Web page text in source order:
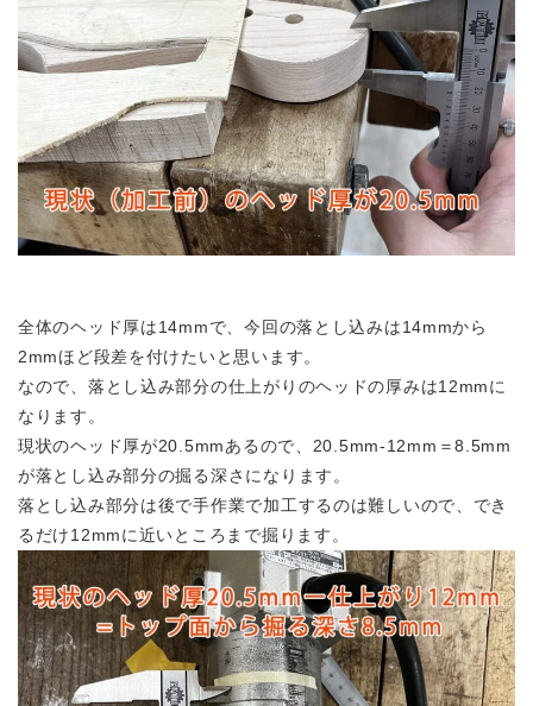
全体のヘッド厚は14mmで、今回の落とし込みは14mmから
2mmほど段差を付けたいと思います。
なので、落とし込み部分の仕上がりのヘッドの厚みは12mmに
なります。
現状のヘッド厚が20.5mmあるので、20.5mm-12mm＝8.5mm
が落とし込み部分の掘る深さになります。
落とし込み部分は後で手作業で加工するのは難しいので、でき
るだけ12mmに近いところまで掘ります。